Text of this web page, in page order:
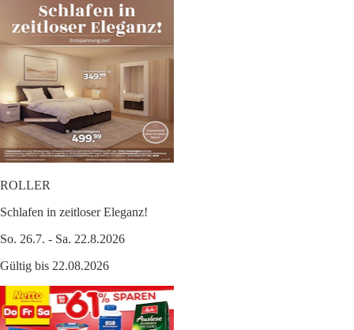
ROLLER
Schlafen in zeitloser Eleganz!
So. 26.7. - Sa. 22.8.2026
Gültig bis 22.08.2026